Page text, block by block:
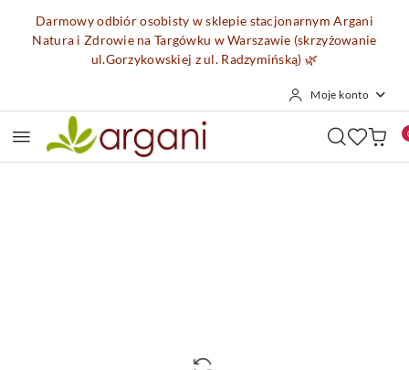
Przejdź do treści głównej
Przejdź do wyszukiwarki
Przejdź do moje konto
Przejdź do menu głównego
Przejdź do opisu produktu
Przejdź do stopki
Darmowy odbiór osobisty w sklepie stacjonarnym Argani
Natura i Zdrowie na Targówku w Warszawie (skrzyżowanie
ul.Gorzykowskiej z ul. Radzymińską) 🌿
Moje konto